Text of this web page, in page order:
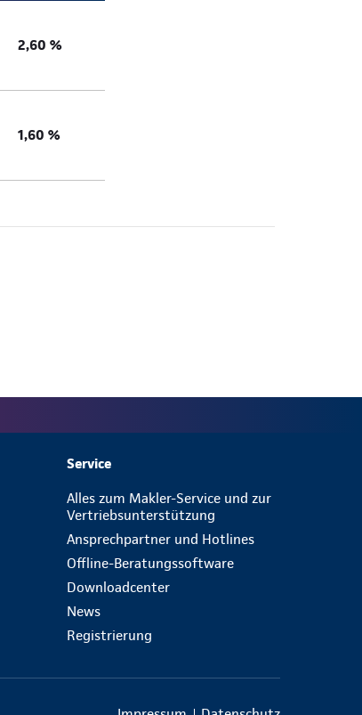
2,60 %
1,60 %
Service
Alles zum Makler-Service und zur
Vertriebsunterstützung
Ansprechpartner und Hotlines
Offline-Beratungssoftware
Downloadcenter
News
Registrierung